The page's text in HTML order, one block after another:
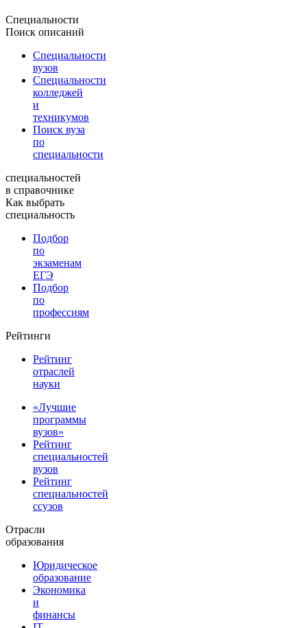
Специальности
Поиск описаний
Специальности
вузов
Специальности
колледжей
и
техникумов
Поиск вуза
по
специальности
специальностей
в справочнике
Как выбрать
специальность
Подбор
по
экзаменам
ЕГЭ
Подбор
по
профессиям
Рейтинги
Рейтинг
отраслей
науки
«Лучшие
программы
вузов»
Рейтинг
специальностей
вузов
Рейтинг
специальностей
ссузов
Отрасли
образования
Юридическое
образование
Экономика
и
финансы